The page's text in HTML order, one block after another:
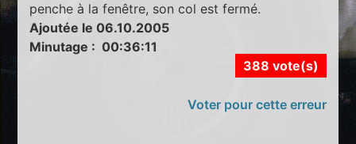
penche à la fenêtre, son col est fermé.
Ajoutée le 06.10.2005
Minutage : 00:36:11
388 vote(s)
Voter pour cette erreur